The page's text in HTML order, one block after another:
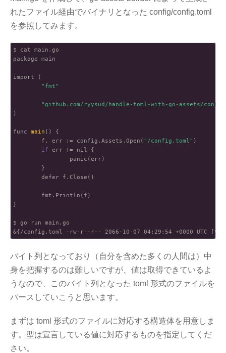
れたファイル経由でバイナリとなった config/config.toml
を参照してみます。
$ cat main.go
package main
import (
"fmt"
"github.com/ryysud/handle-toml-with-go-assets/
)
func main () {
        f, err := config.Assets.Open(
"/config.toml" )
if err != nil {
                panic(err)
        }
        defer f.Close()
        fmt.Println(f)
}
$ go run main.go
バイト列となっており（自分を含めた多くの人間は）中
身を把握するのは難しいですが、値は取得できているよ
うなので、このバイト列となった toml 形式のファイルを
パースしていこうと思います。
まずは toml 形式のファイルに対応する構造体を用意しま
す。型は宣言している値に対応するものを指定してくだ
さい。